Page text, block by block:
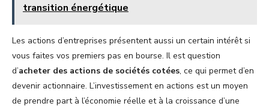
transition énergétique
Les actions d’entreprises présentent aussi un certain intérêt si
vous faites vos premiers pas en bourse. Il est question
d’acheter des actions de sociétés cotées, ce qui permet d’en
devenir actionnaire. L’investissement en actions est un moyen
de prendre part à l’économie réelle et à la croissance d’une